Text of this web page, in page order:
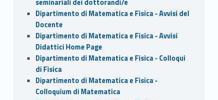
seminariali dei dottorandi/e
Dipartimento di Matematica e Fisica - Avvisi del
Docente
Dipartimento di Matematica e Fisica - Avvisi
Didattici Home Page
Dipartimento di Matematica e Fisica - Colloqui
di Fisica
Dipartimento di Matematica e Fisica -
Colloquium di Matematica